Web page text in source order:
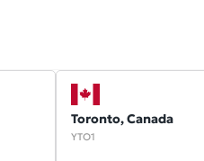
Toronto, Canada
YTO1